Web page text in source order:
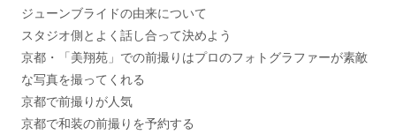
ジューンブライドの由来について
スタジオ側とよく話し合って決めよう
京都・「美翔苑」での前撮りはプロのフォトグラファーが素敵
な写真を撮ってくれる
京都で前撮りが人気
京都で和装の前撮りを予約する